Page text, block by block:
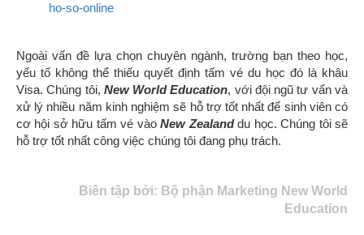
ho-so-online
Ngoài vấn đề lựa chọn chuyên ngành, trường bạn theo học,
yếu tố không thể thiếu quyết định tấm vé du học đó là khâu
Visa. Chúng tôi, New World Education, với đội ngũ tư vấn và
xử lý nhiều năm kinh nghiệmsẽ hỗ trợ tốt nhất để sinh viên có
cơ hội sở hữu tấm vé vàoNew Zealanddu học. Chúng tôisẽ
hỗ trợ tốt nhất công việc chúng tôi đang phụ trách.
Biên tập bởi: Bộ phận Marketing New World
Education